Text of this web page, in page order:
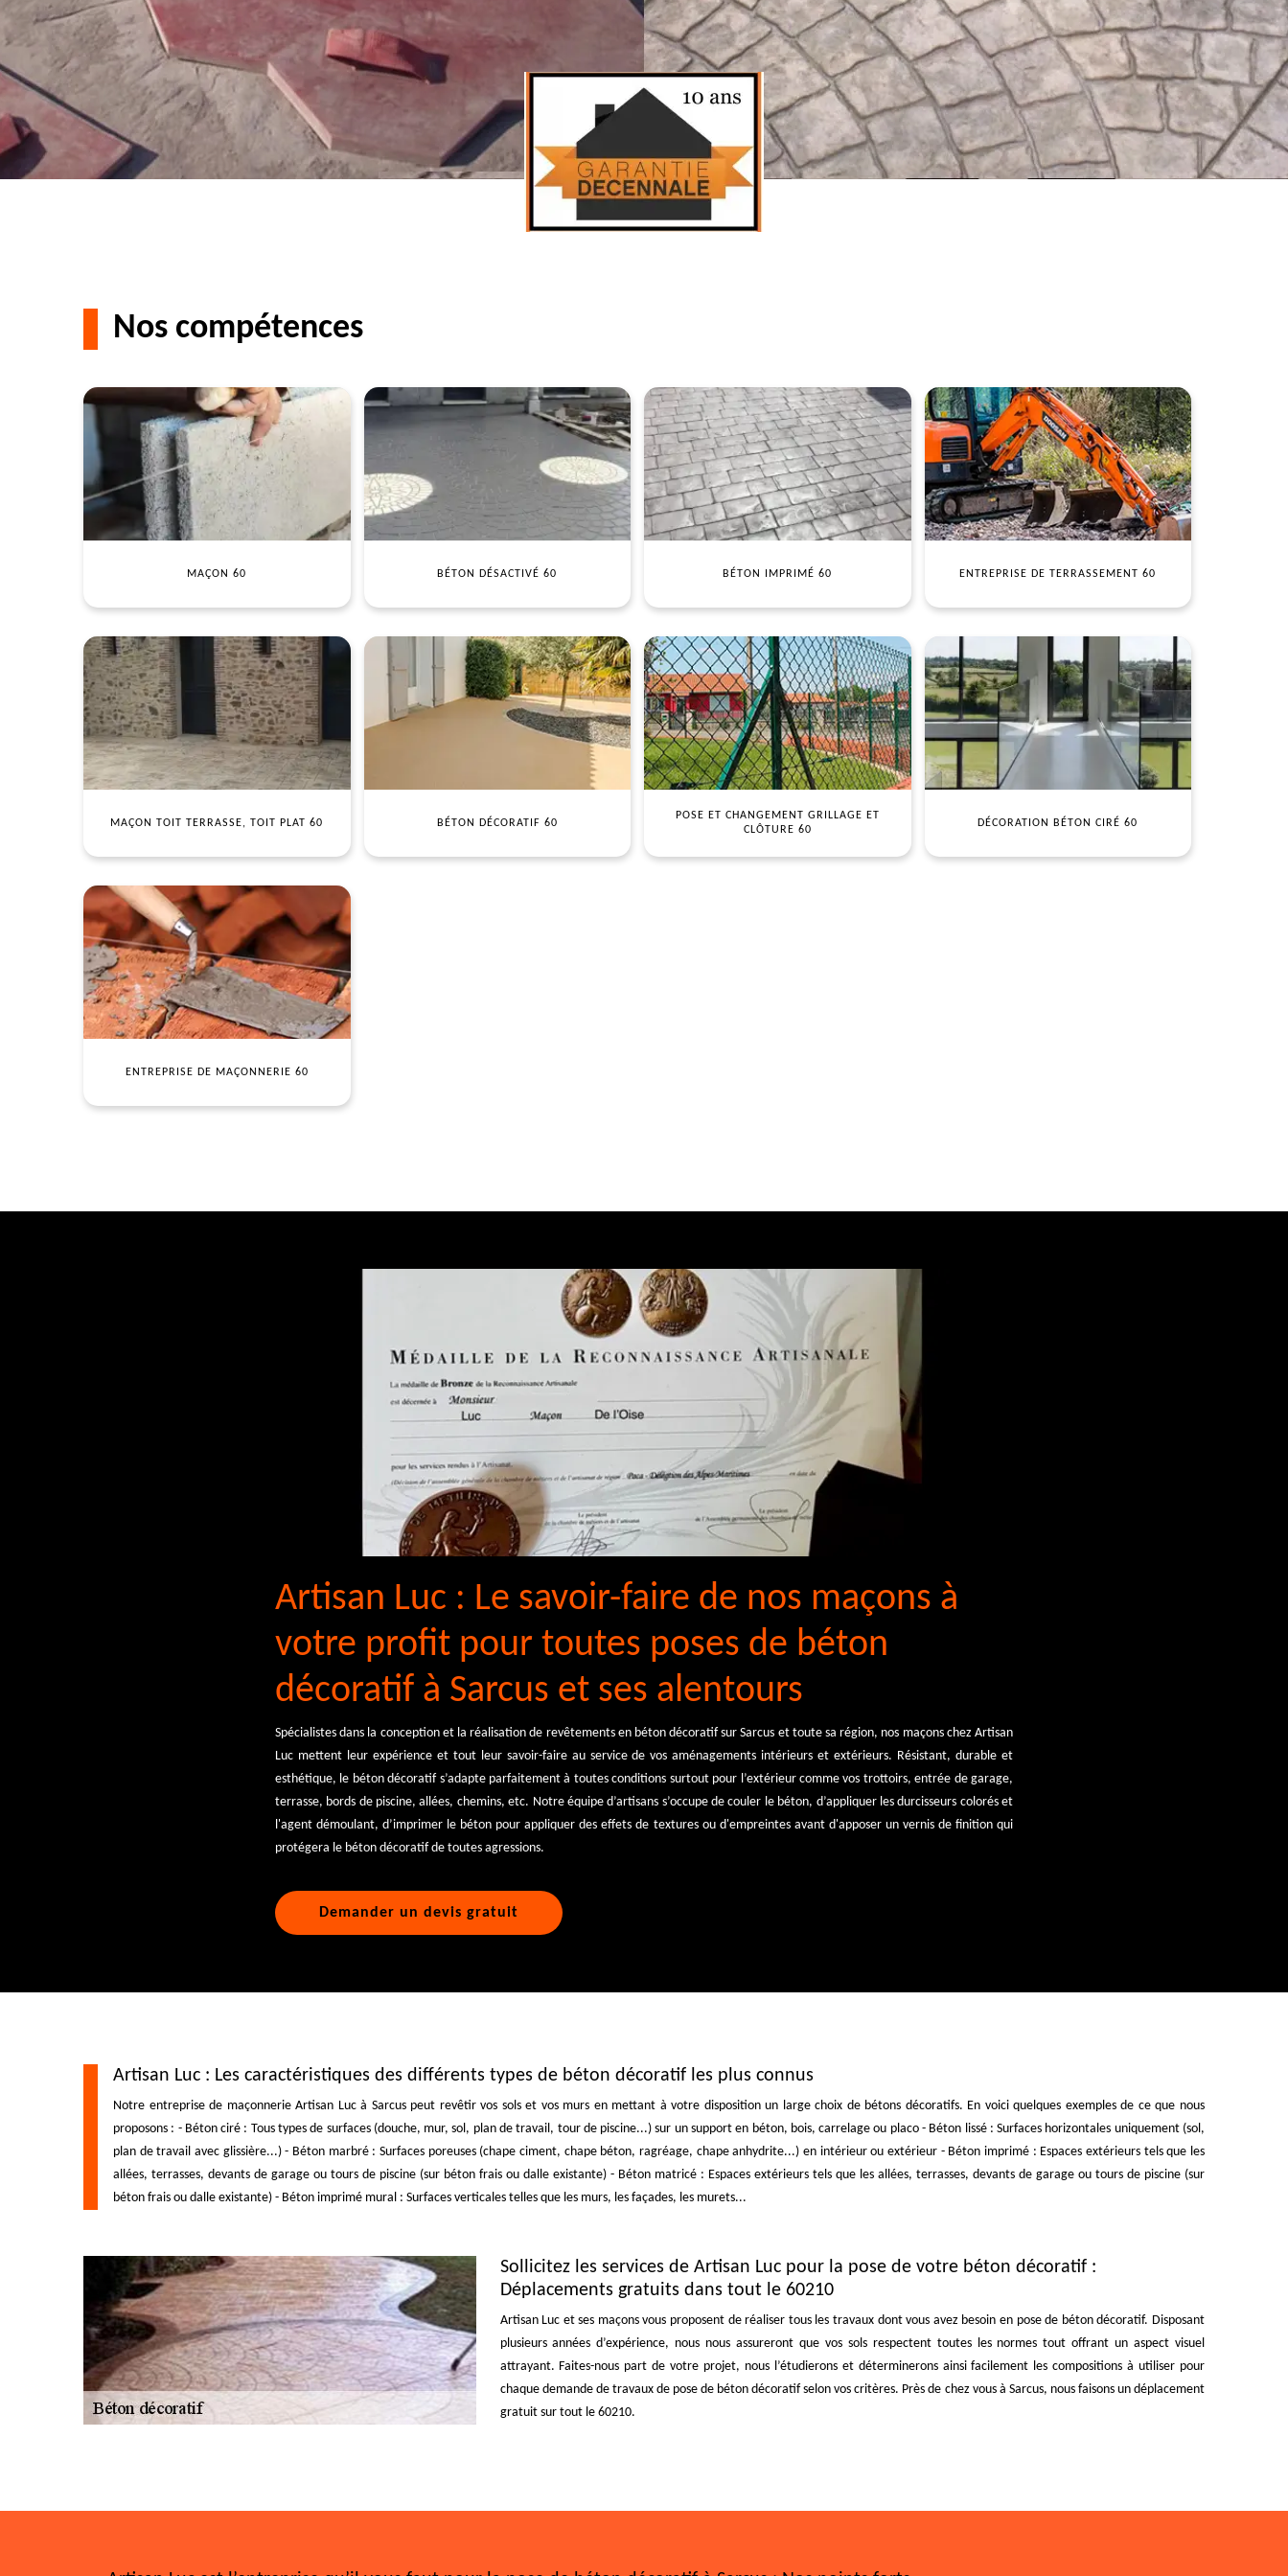
Nos compétences
MAÇON 60 BÉTON DÉSACTIVÉ 60 BÉTON IMPRIMÉ 60 ENTREPRISE DE TERRASSEMENT 60
MAÇON TOIT TERRASSE, TOIT PLAT 60 BÉTON DÉCORATIF 60
POSE ET CHANGEMENT GRILLAGE ET
CLÔTURE 60
DÉCORATION BÉTON CIRÉ 60
ENTREPRISE DE MAÇONNERIE 60
Artisan Luc : Le savoir-faire de nos maçons à
votre profit pour toutes poses de béton
décoratif à Sarcus et ses alentours
Spécialistes dans la conception et la réalisation de revêtements en béton décoratif sur Sarcus et toute sa région, nos maçons chez Artisan
Luc mettent leur expérience et tout leur savoir-faire au service de vos aménagements intérieurs et extérieurs. Résistant, durable et
esthétique, le béton décoratif s’adapte parfaitement à toutes conditions surtout pour l’extérieur comme vos trottoirs, entrée de garage,
terrasse, bords de piscine, allées, chemins, etc. Notre équipe d’artisans s’occupe de couler le béton, d’appliquer les durcisseurs colorés et
l'agent démoulant, d’imprimer le béton pour appliquer des effets de textures ou d'empreintes avant d'apposer un vernis de finition qui
protégera le béton décoratif de toutes agressions.
Demander un devis gratuit
Artisan Luc : Les caractéristiques des différents types de béton décoratif les plus connus
Notre entreprise de maçonnerie Artisan Luc à Sarcus peut revêtir vos sols et vos murs en mettant à votre disposition un large choix de bétons décoratifs. En voici quelques exemples de ce que nous
proposons : - Béton ciré : Tous types de surfaces (douche, mur, sol, plan de travail, tour de piscine...) sur un support en béton, bois, carrelage ou placo - Béton lissé : Surfaces horizontales uniquement (sol,
plan de travail avec glissière...) - Béton marbré : Surfaces poreuses (chape ciment, chape béton, ragréage, chape anhydrite...) en intérieur ou extérieur - Béton imprimé : Espaces extérieurs tels que les
allées, terrasses, devants de garage ou tours de piscine (sur béton frais ou dalle existante) - Béton matricé : Espaces extérieurs tels que les allées, terrasses, devants de garage ou tours de piscine (sur
béton frais ou dalle existante) - Béton imprimé mural : Surfaces verticales telles que les murs, les façades, les murets...
Sollicitez les services de Artisan Luc pour la pose de votre béton décoratif :
Déplacements gratuits dans tout le 60210
Artisan Luc et ses maçons vous proposent de réaliser tous les travaux dont vous avez besoin en pose de béton décoratif. Disposant
plusieurs années d’expérience, nous nous assureront que vos sols respectent toutes les normes tout offrant un aspect visuel
attrayant. Faites-nous part de votre projet, nous l’étudierons et déterminerons ainsi facilement les compositions à utiliser pour
chaque demande de travaux de pose de béton décoratif selon vos critères. Près de chez vous à Sarcus, nous faisons un déplacement
gratuit sur tout le 60210.